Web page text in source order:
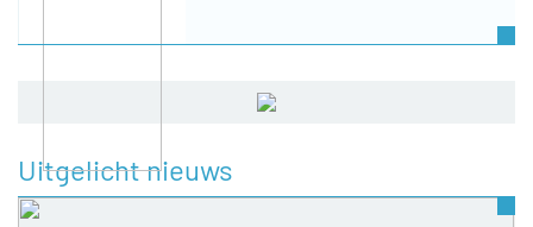
Uitgelicht nieuws